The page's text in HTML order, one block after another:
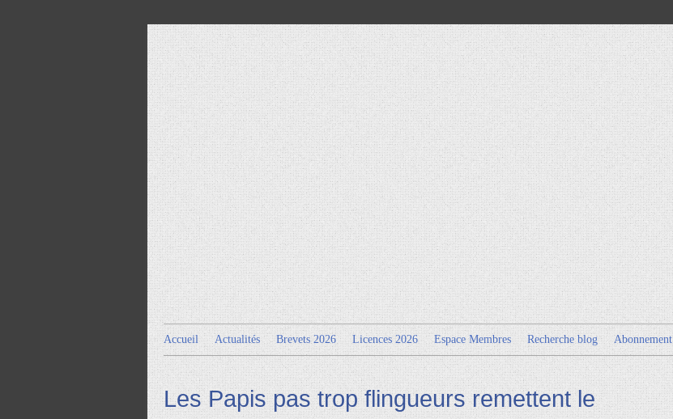
Accueil Actualités Brevets 2026 Licences 2026 Espace Membres Recherche blog Abonnement
Les Papis pas trop flingueurs remettent le